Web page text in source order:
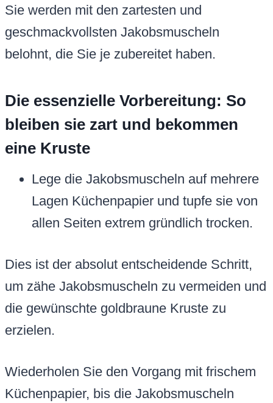
Sie werden mit den zartesten und
geschmackvollsten Jakobsmuscheln
belohnt, die Sie je zubereitet haben.
Die essenzielle Vorbereitung: So
bleiben sie zart und bekommen
eine Kruste
Lege die Jakobsmuscheln auf mehrere
Lagen Küchenpapier und tupfe sie von
allen Seiten extrem gründlich trocken.
Dies ist der absolut entscheidende Schritt,
um zähe Jakobsmuscheln zu vermeiden und
die gewünschte goldbraune Kruste zu
erzielen.
Wiederholen Sie den Vorgang mit frischem
Küchenpapier, bis die Jakobsmuscheln